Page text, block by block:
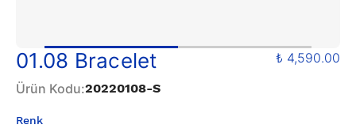
01.08 Bracelet
₺ 4,590.00
Ürün Kodu:20220108-S
Renk